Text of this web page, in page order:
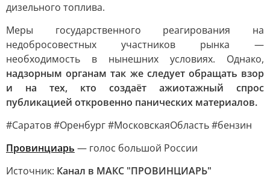
дизельного топлива.
Меры государственного реагирования на
недобросовестных участников рынка —
необходимость в нынешних условиях. Однако,
надзорным органам так же следует обращать взор
и на тех, кто создаёт ажиотажный спрос
публикацией откровенно панических материалов.
#Саратов #Оренбург #МосковскаяОбласть #бензин
Провинциарь — голос большой России
Источник: Канал в МАКС "ПРОВИНЦИАРЬ"